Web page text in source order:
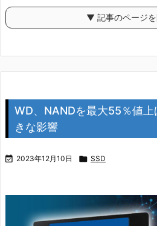
▼ 記事のページ
WD、NANDを最大55％値
きな影響
 2023年12月10日  SSD